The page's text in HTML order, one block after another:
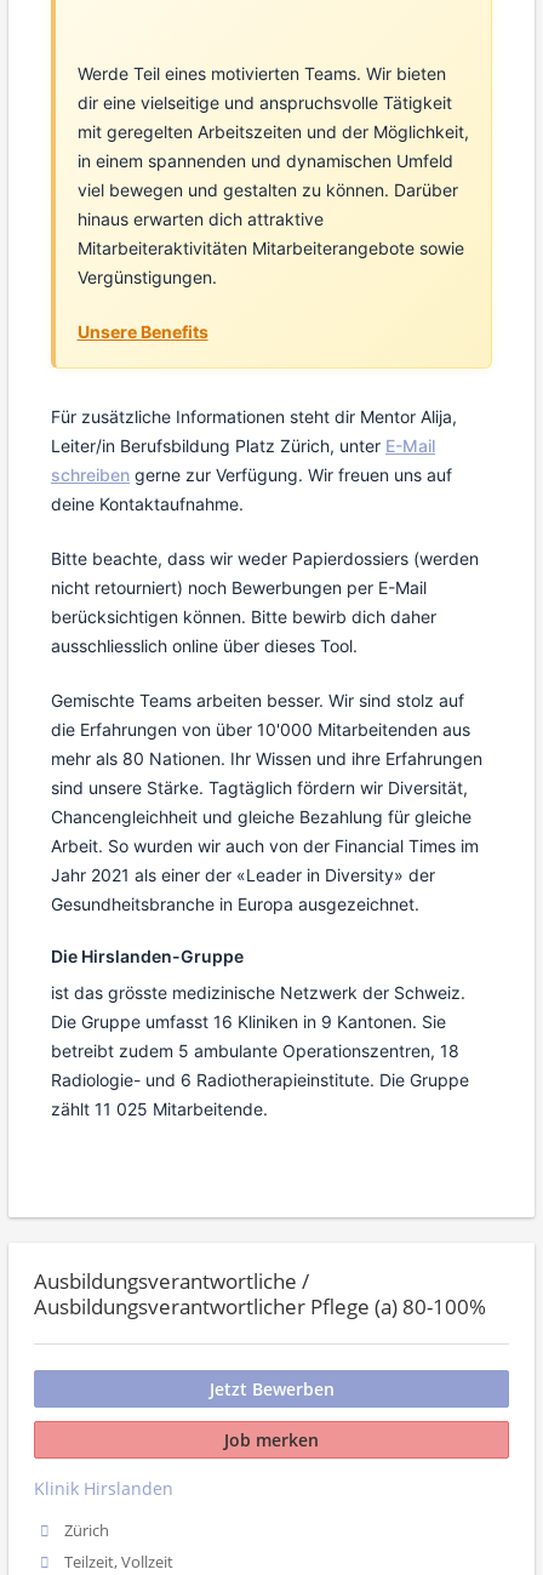
Werde Teil eines motivierten Teams. Wir bieten
dir eine vielseitige und anspruchsvolle Tätigkeit
mit geregelten Arbeitszeiten und der Möglichkeit,
in einem spannenden und dynamischen Umfeld
viel bewegen und gestalten zu können. Darüber
hinaus erwarten dich attraktive
Mitarbeiteraktivitäten Mitarbeiterangebote sowie
Vergünstigungen.
Unsere Benefits
Für zusätzliche Informationen steht dir Mentor Alija,
Leiter/in Berufsbildung Platz Zürich, unter E-Mail
schreiben gerne zur Verfügung. Wir freuen uns auf
deine Kontaktaufnahme.
Bitte beachte, dass wir weder Papierdossiers (werden
nicht retourniert) noch Bewerbungen per E-Mail
berücksichtigen können. Bitte bewirb dich daher
ausschliesslich online über dieses Tool.
Gemischte Teams arbeiten besser. Wir sind stolz auf
die Erfahrungen von über 10'000 Mitarbeitenden aus
mehr als 80 Nationen. Ihr Wissen und ihre Erfahrungen
sind unsere Stärke. Tagtäglich fördern wir Diversität,
Chancengleichheit und gleiche Bezahlung für gleiche
Arbeit. So wurden wir auch von der Financial Times im
Jahr 2021 als einer der «Leader in Diversity» der
Gesundheitsbranche in Europa ausgezeichnet.
Die Hirslanden-Gruppe
ist das grösste medizinische Netzwerk der Schweiz.
Die Gruppe umfasst 16 Kliniken in 9 Kantonen. Sie
betreibt zudem 5 ambulante Operationszentren, 18
Radiologie- und 6 Radiotherapieinstitute. Die Gruppe
zählt 11 025 Mitarbeitende.
Ausbildungsverantwortliche /
Ausbildungsverantwortlicher Pflege (a) 80-100%
Jetzt Bewerben
Job merken
Klinik Hirslanden
Zürich
Teilzeit, Vollzeit